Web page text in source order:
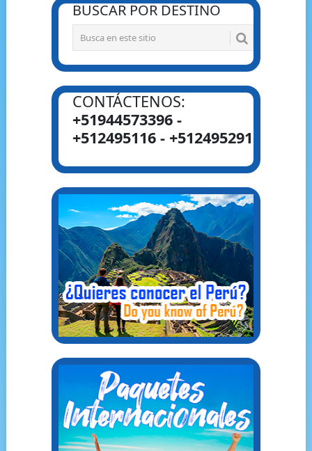
BUSCAR POR DESTINO
CONTÁCTENOS:
+51944573396 -
+512495116 - +512495291